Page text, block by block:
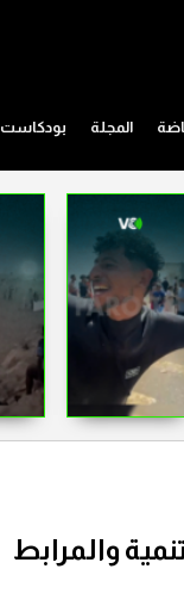
المجلة بودكاست
والمرابط